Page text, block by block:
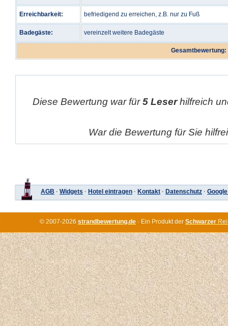
Erreichbarkeit: befriedigend zu erreichen, z.B. nur zu Fuß
Badegäste: vereinzelt weitere Badegäste
Gesamtbewertung:
Diese Bewertung war für5 Leserhilfreich
War die Bewertung für Sie
AGB · Widgets · Hotel eintragen · Kontakt · Datenschutz ·
© 2007-2026 strandbewertung.de · Ein Produkt der Schwarzer